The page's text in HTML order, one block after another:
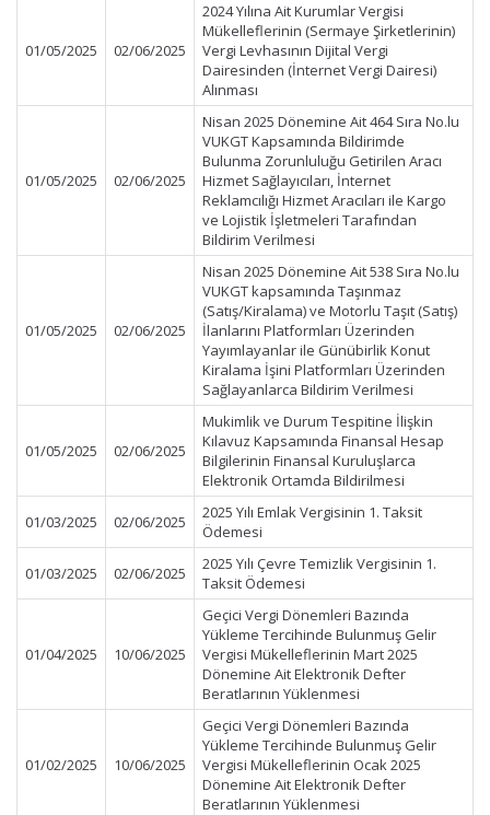
01/05/2025 02/06/2025
2024 Yılına Ait Kurumlar Vergisi
Mükelleflerinin (Sermaye Şirketlerinin)
Vergi Levhasının Dijital Vergi
Dairesinden (İnternet Vergi Dairesi)
Alınması
01/05/2025 02/06/2025
Nisan 2025 Dönemine Ait 464 Sıra No.lu
VUKGT Kapsamında Bildirimde
Bulunma Zorunluluğu Getirilen Aracı
Hizmet Sağlayıcıları, İnternet
Reklamcılığı Hizmet Aracıları ile Kargo
ve Lojistik İşletmeleri Tarafından
Bildirim Verilmesi
01/05/2025 02/06/2025
Nisan 2025 Dönemine Ait 538 Sıra No.lu
VUKGT kapsamında Taşınmaz
(Satış/Kiralama) ve Motorlu Taşıt (Satış)
İlanlarını Platformları Üzerinden
Yayımlayanlar ile Günübirlik Konut
Kiralama İşini Platformları Üzerinden
Sağlayanlarca Bildirim Verilmesi
01/05/2025 02/06/2025
Mukimlik ve Durum Tespitine İlişkin
Kılavuz Kapsamında Finansal Hesap
Bilgilerinin Finansal Kuruluşlarca
Elektronik Ortamda Bildirilmesi
01/03/2025 02/06/2025
2025 Yılı Emlak Vergisinin 1. Taksit
Ödemesi
01/03/2025 02/06/2025
2025 Yılı Çevre Temizlik Vergisinin 1.
Taksit Ödemesi
01/04/2025 10/06/2025
Geçici Vergi Dönemleri Bazında
Yükleme Tercihinde Bulunmuş Gelir
Vergisi Mükelleflerinin Mart 2025
Dönemine Ait Elektronik Defter
Beratlarının Yüklenmesi
01/02/2025 10/06/2025
Geçici Vergi Dönemleri Bazında
Yükleme Tercihinde Bulunmuş Gelir
Vergisi Mükelleflerinin Ocak 2025
Dönemine Ait Elektronik Defter
Beratlarının Yüklenmesi